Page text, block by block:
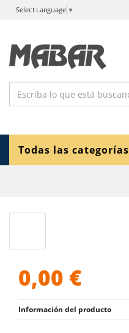
Select Language ▼
Todas las categorías
0,00 €
Información del producto